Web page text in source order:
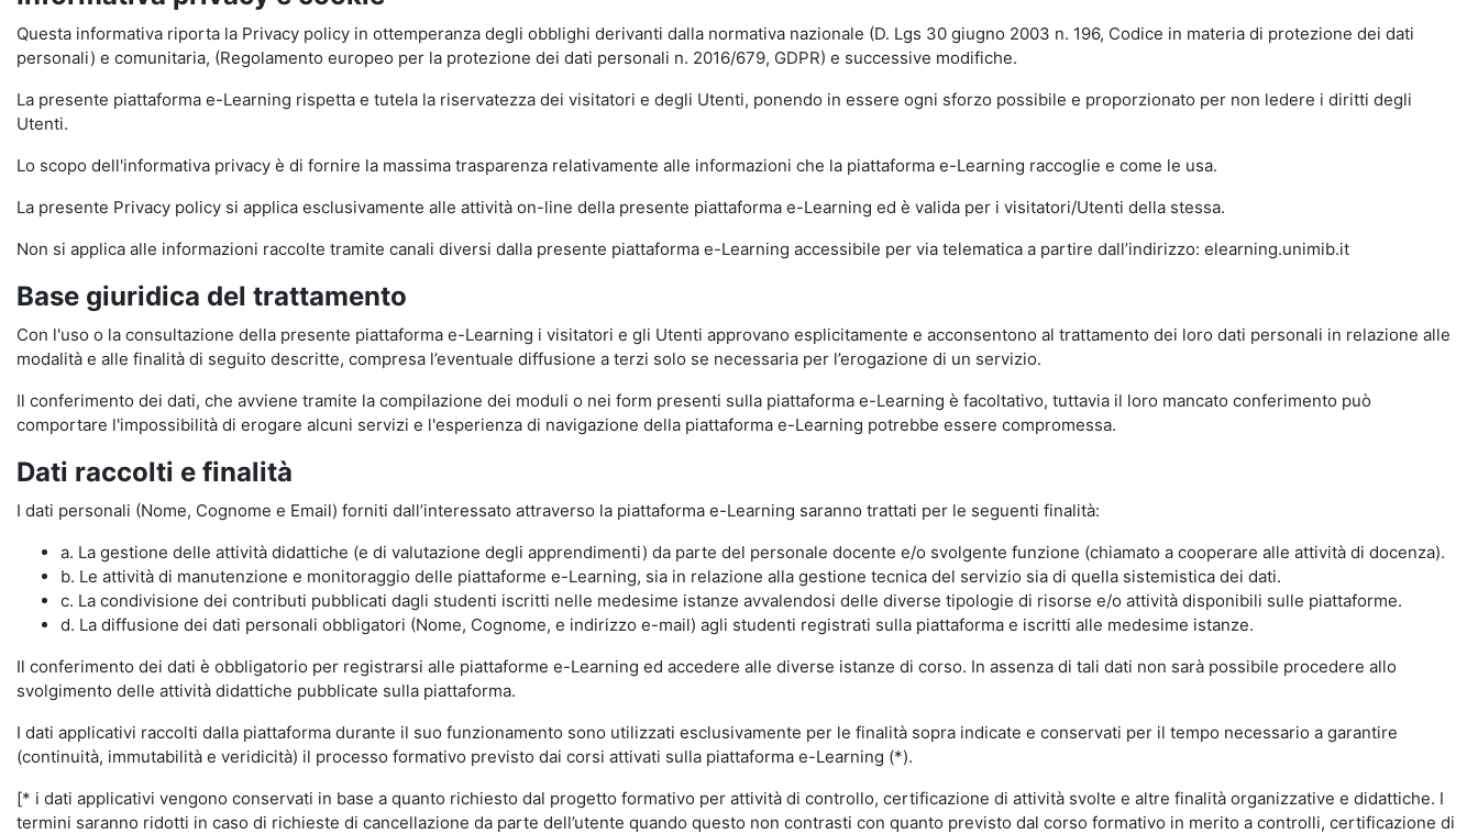
Questa informativa riporta la Privacy policy in ottemperanza degli obblighi derivanti dalla normativa nazionale (D. Lgs 30 giugno 2003 n. 196, Codice in materia di protezione dei dati
personali) e comunitaria, (Regolamento europeo per la protezione dei dati personali n. 2016/679, GDPR) e successive modifiche.
La presente piattaforma e-Learning rispetta e tutela la riservatezza dei visitatori e degli Utenti, ponendo in essere ogni sforzo possibile e proporzionato per non ledere i diritti degli
Utenti.
Lo scopo dell'informativa privacy è di fornire la massima trasparenza relativamente alle informazioni che la piattaforma e-Learning raccoglie e come le usa.
La presente Privacy policy si applica esclusivamente alle attività on-line della presente piattaforma e-Learning ed è valida per i visitatori/Utenti della stessa.
Non si applica alle informazioni raccolte tramite canali diversi dalla presente piattaforma e-Learning accessibile per via telematica a partire dall’indirizzo: elearning.unimib.it
Base giuridica del trattamento
Con l'uso o la consultazione della presente piattaforma e-Learning i visitatori e gli Utenti approvano esplicitamente e acconsentono al trattamento dei loro dati personali in relazione alle
modalità e alle finalità di seguito descritte, compresa l’eventuale diffusione a terzi solo se necessaria per l’erogazione di un servizio.
Il conferimento dei dati, che avviene tramite la compilazione dei moduli o nei form presenti sulla piattaforma e-Learning è facoltativo, tuttavia il loro mancato conferimento può
comportare l'impossibilità di erogare alcuni servizi e l'esperienza di navigazione della piattaforma e-Learning potrebbe essere compromessa.
Dati raccolti e finalità
I dati personali (Nome, Cognome e Email) forniti dall’interessato attraverso la piattaforma e-Learning saranno trattati per le seguenti finalità:
a. La gestione delle attività didattiche (e di valutazione degli apprendimenti) da parte del personale docente e/o svolgente funzione (chiamato a cooperare alle attività di docenza).
b. Le attività di manutenzione e monitoraggio delle piattaforme e-Learning, sia in relazione alla gestione tecnica del servizio sia di quella sistemistica dei dati.
c. La condivisione dei contributi pubblicati dagli studenti iscritti nelle medesime istanze avvalendosi delle diverse tipologie di risorse e/o attività disponibili sulle piattaforme.
d. La diffusione dei dati personali obbligatori (Nome, Cognome, e indirizzo e-mail) agli studenti registrati sulla piattaforma e iscritti alle medesime istanze.
Il conferimento dei dati è obbligatorio per registrarsi alle piattaforme e-Learning ed accedere alle diverse istanze di corso. In assenza di tali dati non sarà possibile procedere allo
svolgimento delle attività didattiche pubblicate sulla piattaforma.
I dati applicativi raccolti dalla piattaforma durante il suo funzionamento sono utilizzati esclusivamente per le finalità sopra indicate e conservati per il tempo necessario a garantire
(continuità, immutabilità e veridicità) il processo formativo previsto dai corsi attivati sulla piattaforma e-Learning (*).
[* i dati applicativi vengono conservati in base a quanto richiesto dal progetto formativo per attività di controllo, certificazione di attività svolte e altre finalità organizzative e didattiche. I
termini saranno ridotti in caso di richieste di cancellazione da parte dell’utente quando questo non contrasti con quanto previsto dal corso formativo in merito a controlli, certificazione di